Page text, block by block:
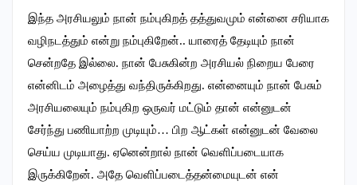
இந்த அரசியலும் நான் நம்புகிறத் தத்துவமும் என்னை சரியாக
வழிநடத்தும் என்று நம்புகிறேன்.. யாரைத் தேடியும் நான்
சென்றதே இல்லை. நான் பேசுகின்ற அரசியல் நிறைய பேரை
என்னிடம் அழைத்து வந்திருக்கிறது. என்னையும் நான் பேசும்
அரசியலையும் நம்புகிற ஒருவர் மட்டும் தான் என்னுடன்
சேர்ந்து பணியாற்ற முடியும்… பிற ஆட்கள் என்னுடன் வேலை
செய்ய முடியாது. ஏனென்றால் நான் வெளிப்படையாக
இருக்கிறேன். அதே வெளிப்படைத்தன்மையுடன் என்